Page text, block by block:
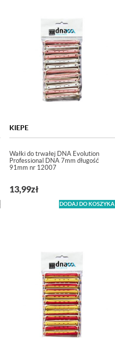
KIEPE
Wałki do trwałej DNA Evolution
Professional DNA 7mm długość
91mm nr 12007
13,99zł
DODAJ DO KOSZYKA